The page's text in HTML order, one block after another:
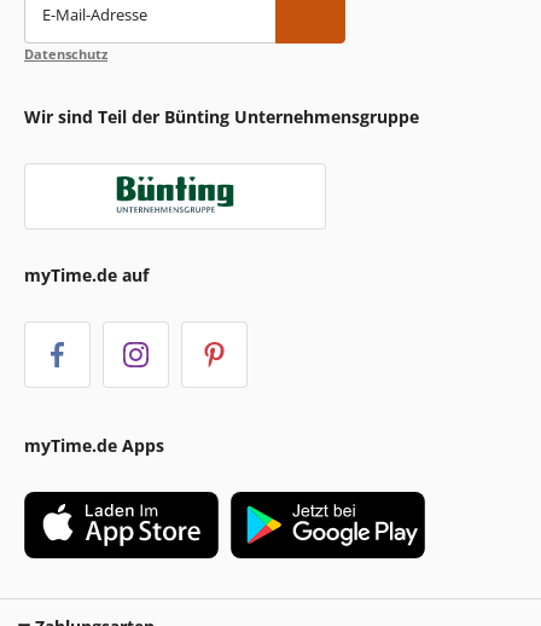
E-Mail-Adresse
Datenschutz
Wir sind Teil der Bünting Unternehmensgruppe
myTime.de auf
myTime.de Apps